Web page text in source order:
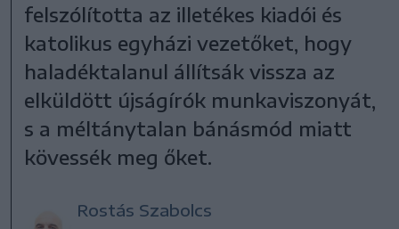
felszólította az illetékes kiadói és
katolikus egyházi vezetőket, hogy
haladéktalanul állítsák vissza az
elküldött újságírók munkaviszonyát,
s a méltánytalan bánásmód miatt
kövessék meg őket.
Rostás Szabolcs